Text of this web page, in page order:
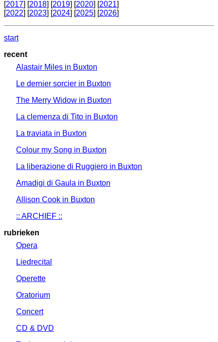
[2017] [2018] [2019] [2020] [2021]
[2022] [2023] [2024] [2025] [2026]
start
recent
Alastair Miles in Buxton
Le dernier sorcier in Buxton
The Merry Widow in Buxton
La clemenza di Tito in Buxton
La traviata in Buxton
Colour my Song in Buxton
La liberazione di Ruggiero in Buxton
Amadigi di Gaula in Buxton
Allison Cook in Buxton
:: ARCHIEF ::
rubrieken
Opera
Liedrecital
Operette
Oratorium
Concert
CD & DVD